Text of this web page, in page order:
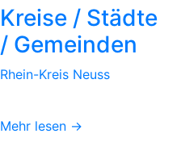
Kreise / Städte
/ Gemeinden
Rhein-Kreis Neuss
Mehr lesen →